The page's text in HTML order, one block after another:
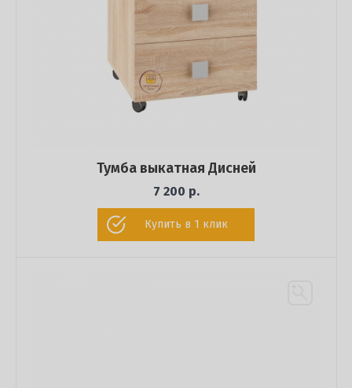
Тумба выкатная Дисней
7 200 р.
Купить в 1 клик